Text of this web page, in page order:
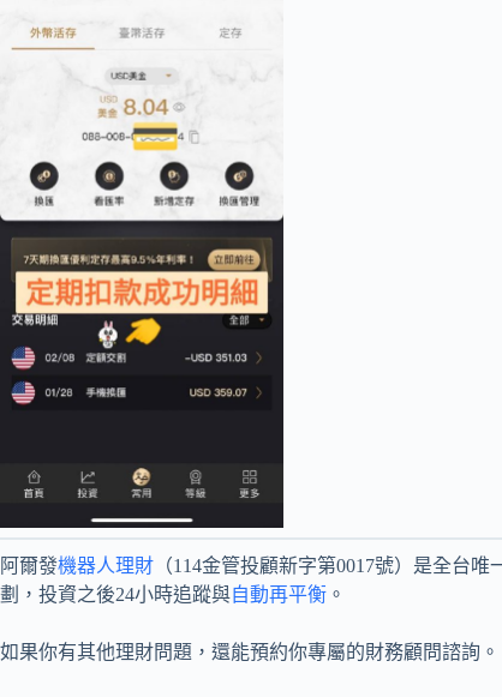
阿爾發機器人理財 （114金管投顧新字第0017號）是全台
劃，投資之後24小時追蹤與自動再平衡 。
如果你有其他理財問題，還能預約你專屬的財務顧問諮詢。